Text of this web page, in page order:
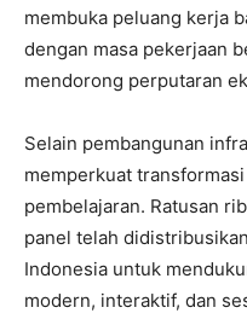
membuka peluang kerja
dengan masa pekerjaan
mendorong perputaran
Selain pembangunan
memperkuat
pembelajaran. Ratusan
panel telah
Indonesia untuk
modern, interaktif, dan